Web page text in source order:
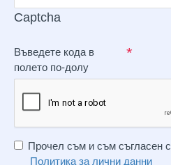
Captcha
Въведете кода в
полето по-долу
Прочел съм и съм съгласен с
Политика за лични данни